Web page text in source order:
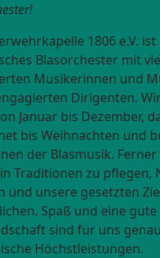
1806 e.V.
Blasorchester mit
Musikerinnen und
Dirigenten.
Januar bis Dezember,
bis Weihnachten und
der Blasmusik.
Traditionen zu pflegen,
und unsere gesetzten
Spaß und eine gute
sind für uns
Höchstleistungen.